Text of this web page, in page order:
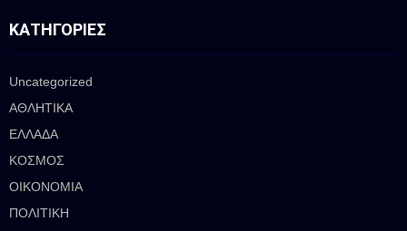
ΚΑΤΗΓΟΡΊΕΣ
Uncategorized
ΑΘΛΗΤΙΚΑ
ΕΛΛΑΔΑ
ΚΟΣΜΟΣ
ΟΙΚΟΝΟΜΙΑ
ΠΟΛΙΤΙΚΗ